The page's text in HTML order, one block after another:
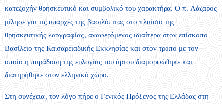
κατεξοχήν θρησκευτικό και συμβολικό του χαρακτήρα. Ο π. Λάζαρος
μίλησε για τις απαρχές της βασιλόπιτας στο πλαίσιο της
θρησκευτικής λαογραφίας, αναφερόμενος ιδιαίτερα στον επίσκοπο
Βασίλειο της Καισαρειαδικής Εκκλησίας και στον τρόπο με τον
οποίο η παράδοση της ευλογίας του άρτου διαμορφώθηκε και
διατηρήθηκε στον ελληνικό χώρο.
Στη συνέχεια, τον λόγο πήρε ο Γενικός Πρόξενος της Ελλάδας στη